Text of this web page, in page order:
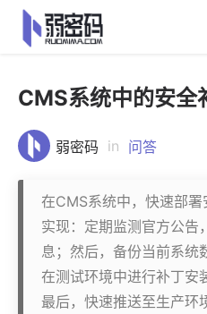
CMS系统中的安全
弱密码 in 问答
在CMS系统中，快速部
实现：定期监测官方公告
息；然后，备份当前系统
在测试环境中进行补丁安
最后，快速推送至生产环